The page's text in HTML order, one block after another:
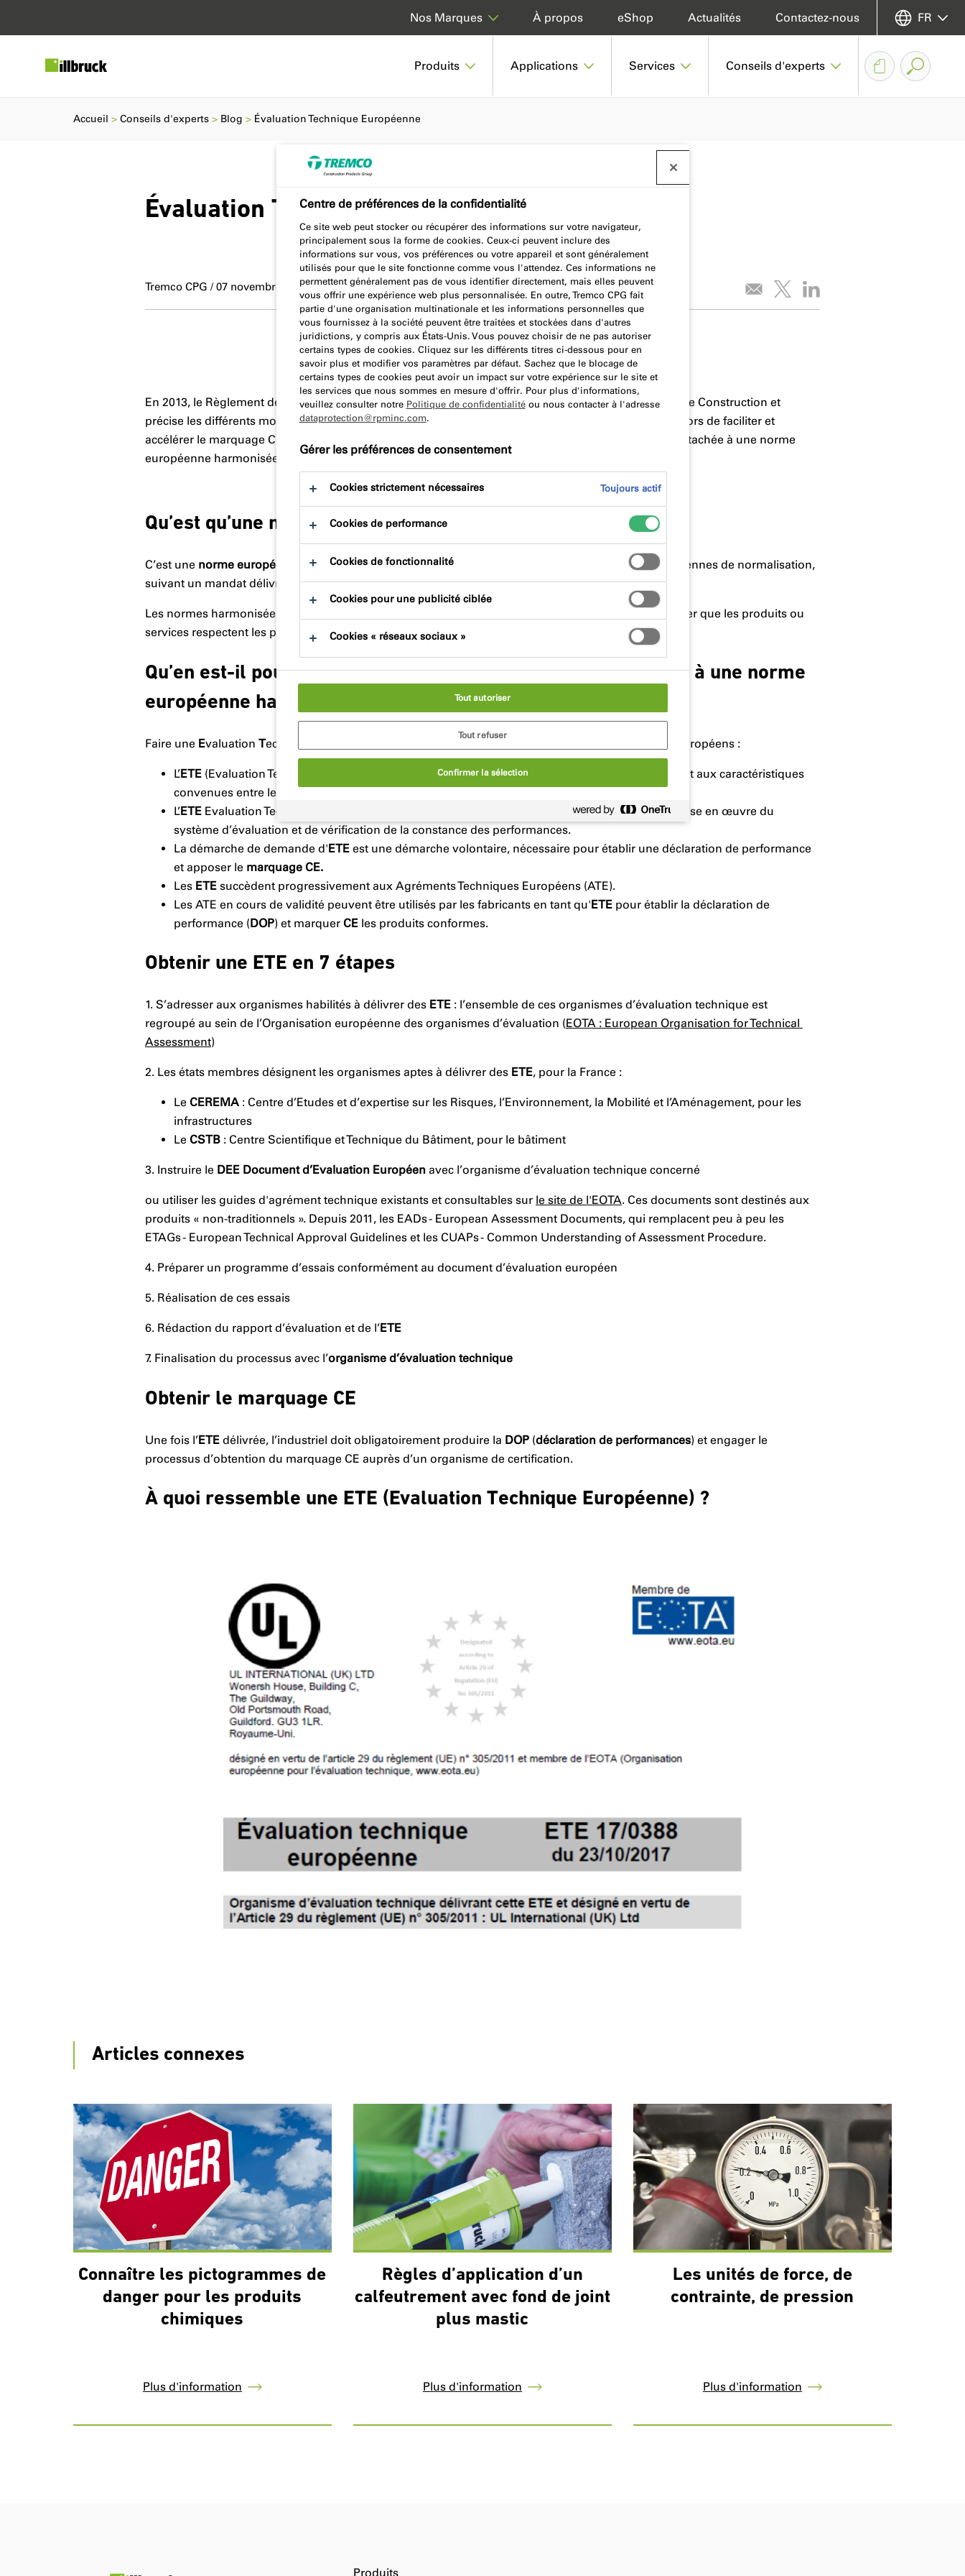
Produits Applications Services Conseils d'experts
À propos eShop Actualités Contactez-nous
Nos Marques FR
Évaluation Technique Européenne
Tremco CPG / 07 novembre 2023
Accueil Conseils d'experts Blog Évaluation Technique Européenne
En 2013, le Règlement des Produits de Construction remplace la Directive européenne des Produits de Construction et
précise les différents moyens d’obtenir un marquage CE pour une famille de produits. L’objectif est alors de faciliter et
accélérer le marquage CE. Le marquage CE devient alors obligatoire pour toute famille de produits attachée à une norme
européenne harmonisée.
Qu’est qu’une norme européenne harmonisée ?
C’est une norme européenne
(EN…, EN ISO...), rédigée et adoptée par une des organisations européennes de normalisation,
suivant un mandat délivré par laCommission Européenneaprès consultation des États membres.
Les normes harmonisées représentent environ 20 % des normes européennes. Elles servent à prouver que les produits ou
services respectent les prescriptions techniques de lalégislation européenne correspondante.
Qu’en est-il pour une famille de produit qui n’est pas attachée à une norme
européenne harmonisée ?
Faire une Evaluation Technique uropéenne (ETE) du produit à partir des documents d’évaluation européens :
L’ETE (Evaluation Technique Européenne) comprend les performances du produit correspondant aux caractéristiques
convenues entre le fabricant et l’organisme d’évaluation technique pour l’usage prévu déclaré
L’ETE Evaluation Technique Européenne comprend les détails techniques nécessaires pour la mise en œuvre du
système d’évaluation et de vérification de la constance des performances.
La démarche de demande d'ETE est une démarche volontaire, nécessaire pour établir une déclaration de performance
et apposer le marquage CE.
Les ETE succèdent progressivement aux Agréments Techniques Européens (ATE).
Les ATE en cours de validité peuvent être utilisés par les fabricants en tant qu'ETE pour établir la déclaration de
performance (DOP) et marquer CE les produits conformes.
Obtenir une ETE en 7 étapes
1. S’adresser aux organismes habilités à délivrer des ETE : l’ensemble de ces organismes d’évaluation technique est
regroupé au sein de l’Organisation européenne des organismes d’évaluation (EOTA : European Organisation for Technical
Assessment)
2. Les états membres désignent les organismes aptes à délivrer des ETE, pour la France :
Le CEREMA : Centre d’Etudes et d’expertise sur les Risques, l’Environnement, la Mobilité et l’Aménagement, pour les
infrastructures
Le CSTB : Centre Scientifique et Technique du Bâtiment, pour le bâtiment
3. Instruire le DEE Document d’Evaluation Européen avec l’organisme d’évaluation technique concerné
ou utiliser les guides d'agrément technique existants et consultables sur le site de l'EOTA. Ces documents sont destinés aux
produits « non-traditionnels ». Depuis 2011, les EADs - European Assessment Documents, qui remplacent peu à peu les
ETAGs - European Technical Approval Guidelines et les CUAPs - Common Understanding of Assessment Procedure.
4. Préparer un programme d’essais conformément au document d’évaluation européen
5. Réalisation de ces essais
6. Rédaction du rapport d’évaluation et de l’ETE
7. Finalisation du processus avec l’organisme d’évaluation technique
Obtenir le marquage CE
Une fois l’ETE délivrée, l’industriel doit obligatoirement produire la DOP (déclaration de performances) et engager le
processus d’obtention du marquage CE auprès d’un organisme de certification.
À quoi ressemble une ETE (Evaluation Technique Européenne) ?
Articles connexes
Connaître les pictogrammes de
danger pour les produits
chimiques
Plus d'information
Règles d’application d’un
calfeutrement avec fond de joint
plus mastic
Plus d'information
Les unités de force, de
contrainte, de pression
Plus d'information
Produits
Centre de préférences de la confidentialité
Ce site web peut stocker ou récupérer des informations sur votre navigateur,
principalement sous la forme de cookies. Ceux-ci peuvent inclure des
informations sur vous, vos préférences ou votre appareil et sont généralement
utilisés pour que le site fonctionne comme vous l'attendez. Ces informations ne
permettent généralement pas de vous identifier directement, mais elles peuvent
vous offrir une expérience web plus personnalisée. En outre, Tremco CPG fait
partie d'une organisation multinationale et les informations personnelles que
vous fournissez à la société peuvent être traitées et stockées dans d'autres
juridictions, y compris aux États-Unis. Vous pouvez choisir de ne pas autoriser
certains types de cookies. Cliquez sur les différents titres ci-dessous pour en
savoir plus et modifier vos paramètres par défaut. Sachez que le blocage de
certains types de cookies peut avoir un impact sur votre expérience sur le site et
les services que nous sommes en mesure d'offrir. Pour plus d'informations,
veuillez consulter notre Politique de confidentialitéou nous contacter à l'adresse
dataprotection@rpminc.com.
Gérer les préférences de consentement
Cookies strictement nécessaires Toujours actif
Cookies de performance
Cookies de fonctionnalité
Cookies pour une publicité ciblée
Cookies « réseaux sociaux »
Tout autoriser
Tout refuser
Confirmer la sélection